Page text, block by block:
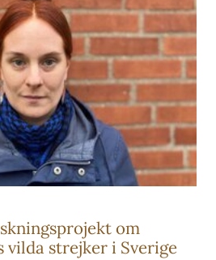
om
vilda strejker i Sverige